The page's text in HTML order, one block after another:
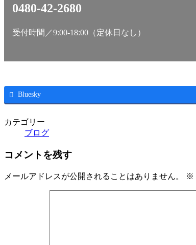
0480-42-2680
受付時間／9:00-18:00（定休日なし）
Bluesky
カテゴリー
ブログ
コメントを残す
メールアドレスが公開されることはありません。 ※